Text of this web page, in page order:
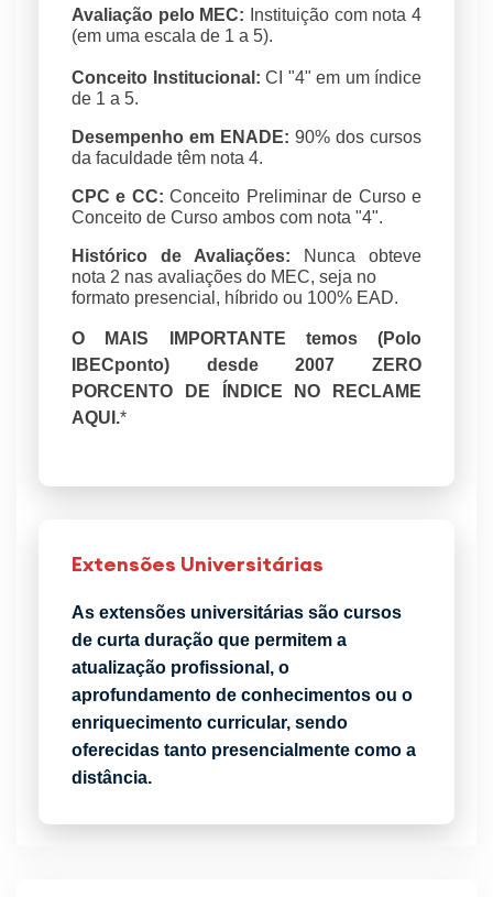
Avaliação pelo MEC: Instituição com nota 4
(em uma escala de 1 a 5).
Conceito Institucional: CI "4" em um índice
de 1 a 5.
Desempenho em ENADE: 90% dos cursos
da faculdade têm nota 4.
CPC e CC: Conceito Preliminar de Curso e
Conceito de Curso ambos com nota "4".
Histórico de Avaliações: Nunca obteve
nota 2 nas avaliações do MEC, seja no
formato presencial, híbrido ou 100% EAD.
O MAIS IMPORTANTE temos (Polo
IBECponto) desde 2007 ZERO
PORCENTO DE ÍNDICE NO RECLAME
AQUI.*
Extensões Universitárias
As extensões universitárias são cursos
de curta duração que permitem a
atualização profissional, o
aprofundamento de conhecimentos ou o
enriquecimento curricular, sendo
oferecidas tanto presencialmente como a
distância.